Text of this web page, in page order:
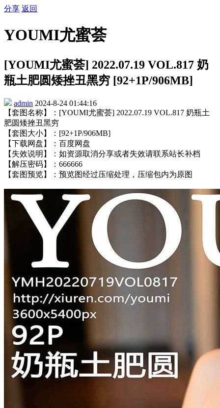
分享 返回
YOUMI尤蜜荟
[YOUMI尤蜜荟] 2022.07.19 VOL.817 奶
瓶土肥圆矮挫丑黑穷 [92+1P/906MB]
admin 2024-8-24 01:44:16
【套图名称】：[YOUMI尤蜜荟] 2022.07.19 VOL.817 奶瓶土
肥圆矮挫丑黑穷
【套图大小】：[92+1P/906MB]
【下载网盘】：百度网盘
【失效说明】：如资源取消分享或者失效请联系站长补档
【解压密码】：666666
【套图预览】：预览图经过压缩处理，压缩包内为原图